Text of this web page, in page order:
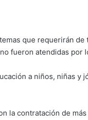
que requerirán de
fueron atendidas por
a niños, niñas y
la contratación de